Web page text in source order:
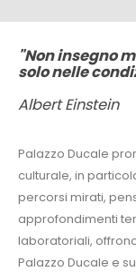
"Non insegno
solo nelle
Albert Einstein
Palazzo Ducale
culturale, in
percorsi mirati,
approfondimenti
laboratoriali,
Palazzo Ducale e